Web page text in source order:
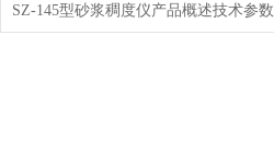
SZ-145型砂浆稠度仪产品概述技术参数